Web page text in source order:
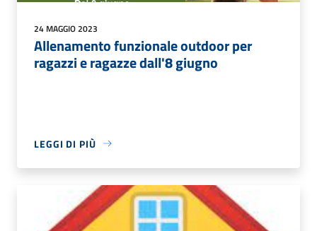
24 MAGGIO 2023
Allenamento funzionale outdoor per
ragazzi e ragazze dall'8 giugno
LEGGI DI PIÙ